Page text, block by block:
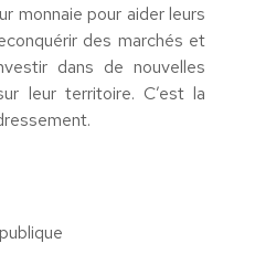
monnaie pour aider leurs
des marchés et
dans de nouvelles
leur territoire. C’est la